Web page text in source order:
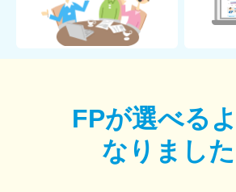
FPが選べる
なりました